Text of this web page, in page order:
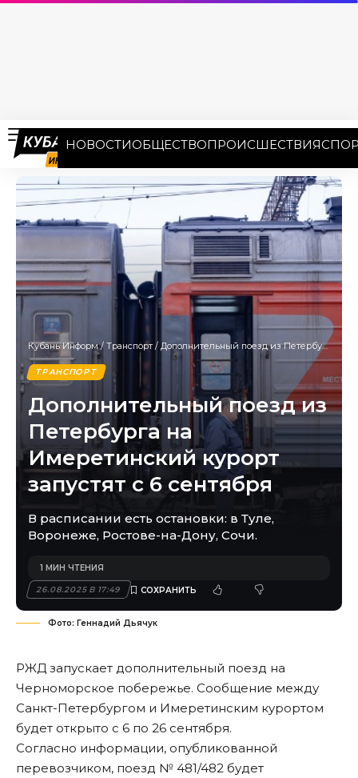
НОВОСТИОБЩЕСТВОПРОИСШЕСТВИЯ
Кубань Информ/ Транспорт / Дополнительный поезд из Петербурга на Имеретинский курорт запустят с 6 сентября
ТРАНСПОРТ
Дополнительный поезд из
Петербурга на
Имеретинский курорт
запустят с 6 сентября
В расписании есть остановки: в Туле,
Воронеже, Ростове-на-Дону, Сочи.
26.08.2025 В 17:49
1 МИН ЧТЕНИЯ
Фото: Геннадий Дьячук
РЖД запускает дополнительный поезд на
Черноморское побережье. Сообщение между
Санкт-Петербургом и Имеретинским курортом
будет открыто с 6 по 26 сентября.
Согласно информации, опубликованной
перевозчиком, поезд № 481/482 будет